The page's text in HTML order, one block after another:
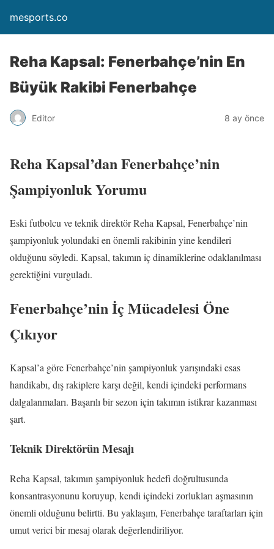
mesports.co
Reha Kapsal: Fenerbahçe’nin En
Büyük Rakibi Fenerbahçe
Editor 8 ay önce
Reha Kapsal’dan Fenerbahçe’nin
Şampiyonluk Yorumu
Eski futbolcu ve teknik direktör Reha Kapsal, Fenerbahçe’nin
şampiyonluk yolundaki en önemli rakibinin yine kendileri
olduğunu söyledi. Kapsal, takımın iç dinamiklerine odaklanılması
gerektiğini vurguladı.
Fenerbahçe’nin İç Mücadelesi Öne
Çıkıyor
Kapsal’a göre Fenerbahçe’nin şampiyonluk yarışındaki esas
handikabı, dış rakiplere karşı değil, kendi içindeki performans
dalgalanmaları. Başarılı bir sezon için takımın istikrar kazanması
şart.
Teknik Direktörün Mesajı
Reha Kapsal, takımın şampiyonluk hedefi doğrultusunda
konsantrasyonunu koruyup, kendi içindeki zorlukları aşmasının
önemli olduğunu belirtti. Bu yaklaşım, Fenerbahçe taraftarları için
umut verici bir mesaj olarak değerlendiriliyor.